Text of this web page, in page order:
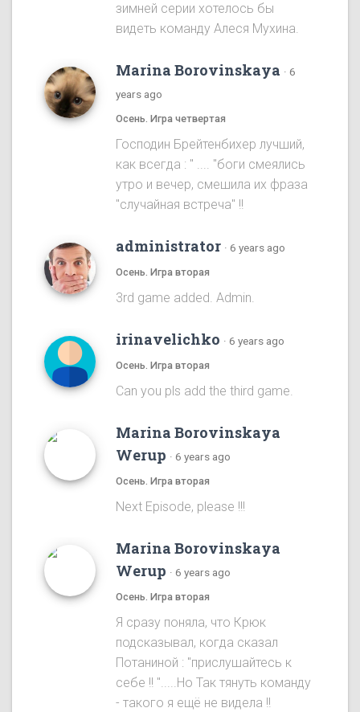
зимней серии хотелось бы
видеть команду Алеся Мухинa.
Marina Borovinskaya · 6
years ago
Осень. Игра четвертая
Господин Брейтенбихер лучший,
как всегда : " .... "боги смеялись
утро и вечер, смешила их фраза
"случайная встреча" !!
administrator · 6 years ago
Осень. Игра вторая
3rd game added. Admin.
irinavelichko · 6 years ago
Осень. Игра вторая
Can you pls add the third game.
Marina Borovinskaya
Werup · 6 years ago
Осень. Игра вторая
Next Episode, please !!!
Marina Borovinskaya
Werup · 6 years ago
Осень. Игра вторая
Я сразу понялa, что Крюк
подсказывал, когда сказал
Потаниной : "прислушайтесь к
себе !! ".....Ho Так тянуть команду
- такого я ещё не видела !!